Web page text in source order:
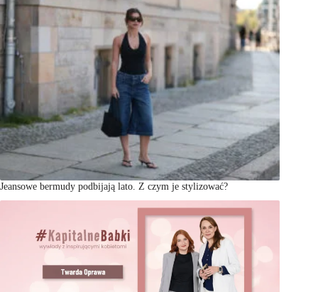
Jeansowe bermudy podbijają lato. Z czym je stylizować?